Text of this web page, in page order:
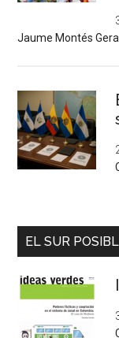
Jaume Montés
EL SUR